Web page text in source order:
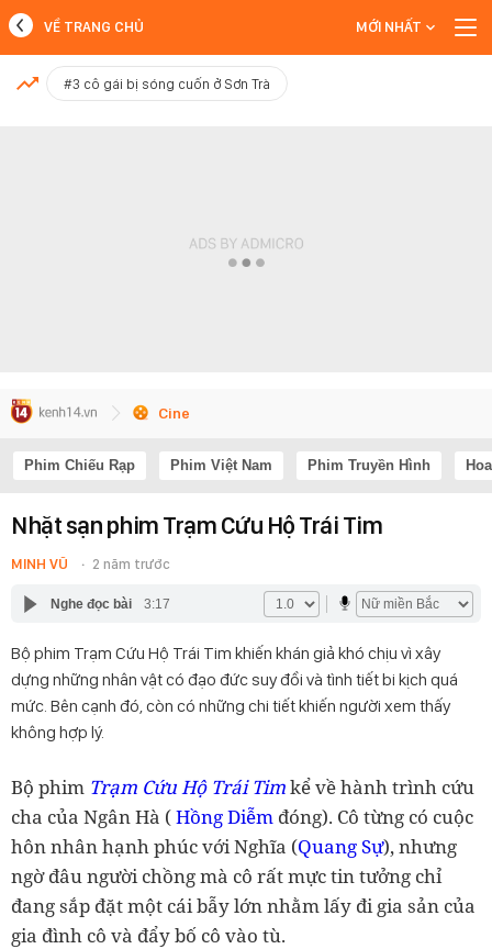
MỚI NHẤT
VỀ TRANG CHỦ MỚI NHẤT
#3 cô gái bị sóng cuốn ở Sơn Trà
Cine
Phim Chiếu Rạp Phim Việt Nam Phim Truyền Hình
Nhặt sạn phim Trạm Cứu Hộ Trái Tim
MINH VŨ 2 năm trước
Nghe đọc bài 3:17
Bộ phim Trạm Cứu Hộ Trái Tim khiến khán giả khó chịu vì xây
dựng những nhân vật có đạo đức suy đồi và tình tiết bi kịch quá
mức. Bên cạnh đó, còn có những chi tiết khiến người xem thấy
không hợp lý.
Bộ phim Trạm Cứu Hộ Trái Timkể về hành trình cứu
cha của Ngân Hà (Hồng Diễm đóng). Cô từng có cuộc
hôn nhân hạnh phúc với Nghĩa (Quang Sự), nhưng
ngờ đâu người chồng mà cô rất mực tin tưởng chỉ
đang sắp đặt một cái bẫy lớn nhằm lấy đi gia sản của
gia đình cô và đẩy bố cô vào tù.